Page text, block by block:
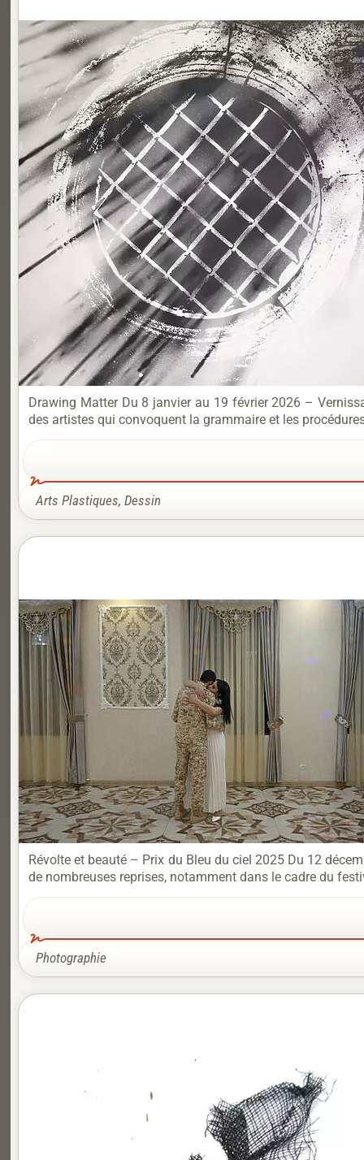
Drawing Matter Du 8 janvier au 19 février 2026 –
des artistes qui convoquent la grammaire et les
Arts Plastiques, Dessin
Révolte et beauté – Prix du Bleu du ciel 2025 Du 12
de nombreuses reprises, notamment dans le cadre du
Photographie